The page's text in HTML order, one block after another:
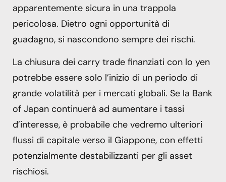
apparentemente sicura in una trappola
pericolosa. Dietro ogni opportunità di
guadagno, si nascondono sempre dei rischi.
La chiusura dei carry trade finanziati con lo yen
potrebbe essere solo l’inizio di un periodo di
grande volatilità per i mercati globali. Se la Bank
of Japan continuerà ad aumentare i tassi
d’interesse, è probabile che vedremo ulteriori
flussi di capitale verso il Giappone, con effetti
potenzialmente destabilizzanti per gli asset
rischiosi.